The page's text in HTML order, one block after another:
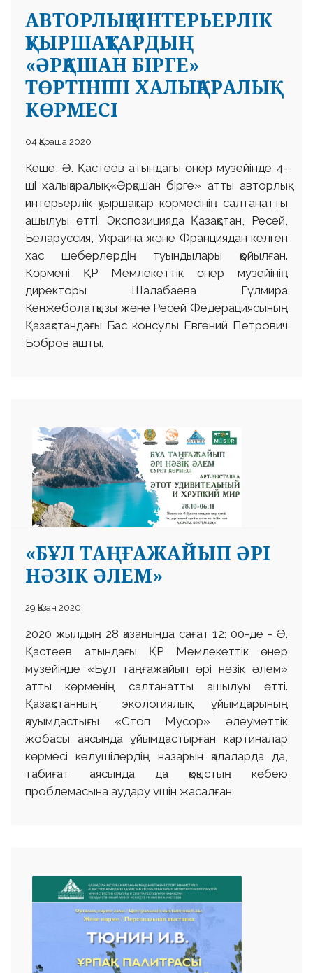
АВТОРЛЫҚ ИНТЕРЬЕРЛІК
ҚУЫРШАҚТАРДЫҢ
«ӘРҚАШАН БІРГЕ»
ТӨРТІНШІ ХАЛЫҚАРАЛЫҚ
КӨРМЕСІ
04 Қараша 2020
Кеше, Ә. Қастеев атындағы өнер музейінде 4-
ші халықаралық «Әрқашан бірге» атты авторлық
интерьерлік қуыршақтар көрмесінің салтанатты
ашылуы өтті. Экспозицияда Қазақстан, Ресей,
Беларуссия, Украина және Франциядан келген
хас шеберлердің туындылары қойылған.
Көрмені ҚР Мемлекеттік өнер музейінің
директоры Шалабаева Гүлмира
Кенжеболатқызы және Ресей Федерациясының
Қазақстандағы Бас консулы Евгений Петрович
Бобров ашты.
«БҰЛ ТАҢҒАЖАЙЫП ӘРІ
НӘЗІК ӘЛЕМ»
29 Қазан 2020
2020 жылдың 28 қазанында сағат 12: 00-де - Ә.
Қастеев атындағы ҚР Мемлекеттік өнер
музейінде «Бұл таңғажайып әрі нәзік әлем»
атты көрменің салтанатты ашылуы өтті.
Қазақстанның экологиялық ұйымдарының
қауымдастығы «Стоп Мусор» әлеуметтік
жобасы аясында ұйымдастырған картиналар
көрмесі келушілердің назарын қалаларда да,
табиғат аясында да қоқыстың көбею
проблемасына аудару үшін жасалған.